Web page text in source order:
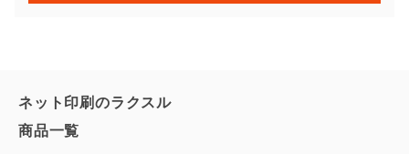
ネット印刷のラクスル
商品一覧